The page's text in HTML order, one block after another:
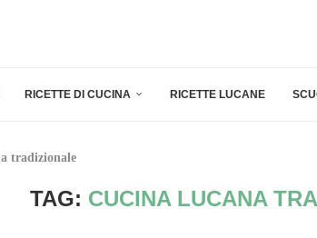
RICETTE DI CUCINA RICETTE LUCANE
tradizionale
TAG: CUCINA LUCANA